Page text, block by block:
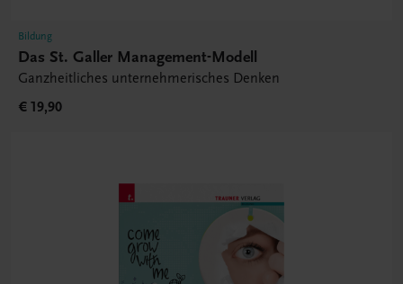
Bildung
Das St. Galler Management-Modell
Ganzheitliches unternehmerisches Denken
€ 19,90